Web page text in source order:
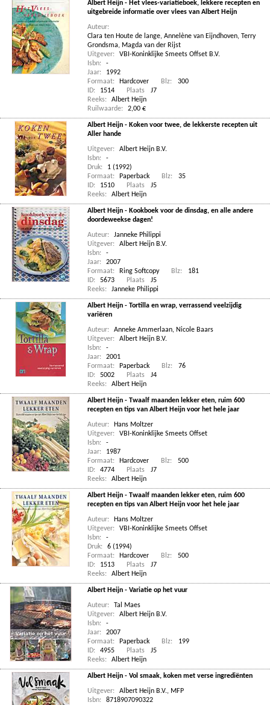
Albert Heijn - Het vlees-variatieboek, lekkere recepten en
uitgebreide informatie over vlees van Albert Heijn
Auteur:
Clara ten Houte de lange, Annelène van Eijndhoven, Terry
Grondsma, Magda van der Rijst
Uitgever:
VBI-Koninklijke Smeets Offset B.V.
Isbn:
-
Jaar:
1992
Formaat:
Hardcover Blz:
300
ID:
1514 Plaats
J7
Reeks:
Albert Heijn
Ruilwaarde:
2,00 €
Albert Heijn - Koken voor twee, de lekkerste recepten uit
Aller hande
Uitgever:
Albert Heijn B.V.
Isbn:
-
Druk:
1 (1992)
Formaat:
Paperback Blz:
35
ID:
1510 Plaats
J5
Reeks:
Albert Heijn
Albert Heijn - Kookboek voor de dinsdag, en alle andere
doordeweekse dagen!
Auteur:
Janneke Philippi
Uitgever:
Albert Heijn B.V.
Isbn:
-
Jaar:
2007
Formaat:
Ring Softcopy Blz:
181
ID:
5673 Plaats
J5
Reeks:
Janneke Philippi
Albert Heijn - Tortilla en wrap, verrassend veelzijdig
variëren
Auteur: Anneke Ammerlaan, Nicole Baars
Uitgever:
Albert Heijn B.V.
Isbn:
-
Jaar:
2001
Formaat:
Paperback Blz:
76
ID:
5002 Plaats
J4
Reeks:
Albert Heijn
Albert Heijn - Twaalf maanden lekker eten, ruim 600
recepten en tips van Albert Heijn voor het hele jaar
Auteur:
Hans Moltzer
Uitgever:
VBI-Koninklijke Smeets Offset
Isbn:
-
Jaar:
1987
Formaat:
Hardcover Blz:
500
ID:
4774 Plaats
J7
Reeks:
Albert Heijn
Albert Heijn - Twaalf maanden lekker eten, ruim 600
recepten en tips van Albert Heijn voor het hele jaar
Auteur:
Hans Moltzer
Uitgever:
VBI-Koninklijke Smeets Offset
Isbn:
-
Druk:
6 (1994)
Formaat:
Hardcover Blz:
500
ID:
1513 Plaats
J7
Reeks:
Albert Heijn
Albert Heijn - Variatie op het vuur
Auteur:
Tal Maes
Uitgever:
Albert Heijn B.V.
Isbn:
-
Jaar:
2007
Formaat:
Paperback Blz:
199
ID:
4955 Plaats
J5
Reeks:
Albert Heijn
Albert Heijn - Vol smaak, koken met verse ingrediënten
Uitgever:
Albert Heijn B.V., MFP
Isbn:
8718907090322